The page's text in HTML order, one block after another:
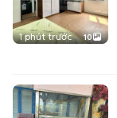
1 phút trước 10